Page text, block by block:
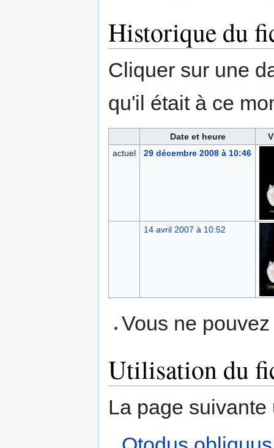
Historique du
Cliquer sur une
qu'il était à ce
Date et heure
actuel
29 décembre 2008 à 10:46
14 avril 2007 à 10:52
Vous ne
Utilisation du
La page